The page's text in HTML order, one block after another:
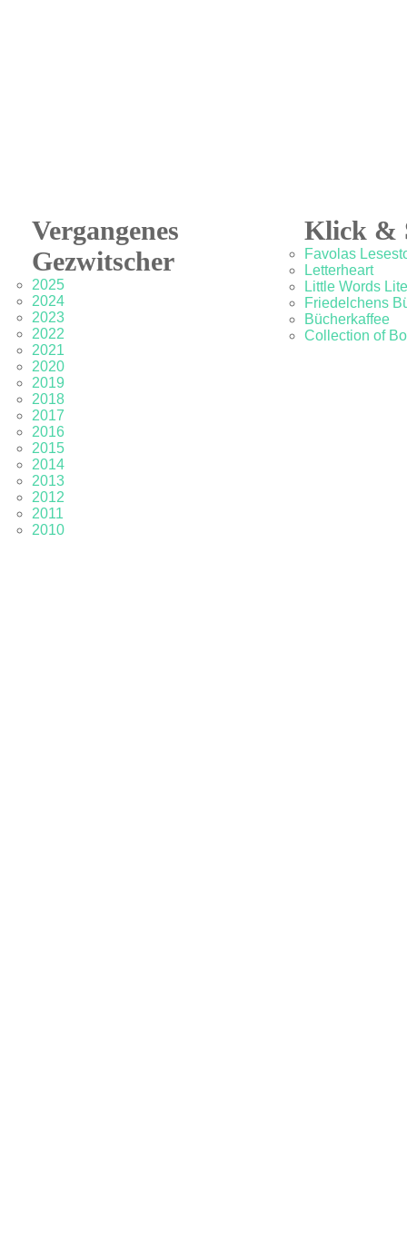
Vergangenes
Gezwitscher
2025
2024
2023
2022
2021
2020
2019
2018
2017
2016
2015
2014
2013
2012
2011
2010
Klick &
Favolas
Letterheart
Little Words
Friedelchens
Bücherkaffee
Collection of